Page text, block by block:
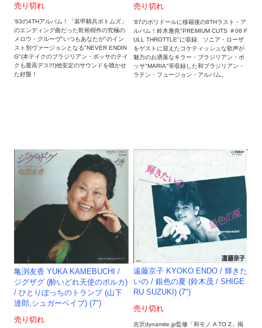
売り切れ
'83の4THアルバム！「装甲騎兵ボトムズ」
のエンディング曲だった乾裕樹作の究極の
メロウ・グルーヴ"いつもあなたが"のイン
スト別ヴァージョンとなる"NEVER ENDIN
G"(本テイクのブラジリアン・ボッサのテイ
クも最高デス!!!)他安定のサウンドを聴かせ
た好盤！
売り切れ
'87のポリドールに移籍後の8THラスト・ア
ルバム！鈴木雅尭"PREMIUM CUTS ＃06 F
ULL THROTTLE"に収録、ソニア・ローザ
をゲストに迎えたコケティッシュな歌声が
魅力のお洒落なキラー・ブラジリアン・ボ
ッサ"MARIA"等収録した和ブラジリアン・
ラテン・フュージョン・アルバム。
亀渕友香 YUKA KAMEBUCHI /
ジグザグ (酔いどれ天使のポルカ)
/ ひとりぼっちのトランプ (山下
達郎,シュガーベイブ) (7")
売り切れ
遠藤京子 KYOKO ENDO / 輝きた
いの / 銀色の夏 (鈴木茂 / SHIGE
RU SUZUKI) (7")
売り切れ
吉沢dynamite.jp監修「和モノ A TO Z」掲